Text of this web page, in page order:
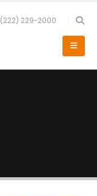
(222) 229-2000